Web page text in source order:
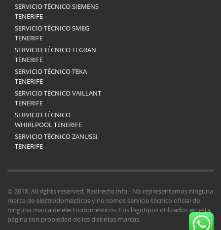
SERVICIO TÉCNICO SIEMENS
TENERIFE
SERVICIO TÉCNICO SMEG
TENERIFE
SERVICIO TÉCNICO TEGRAN
TENERIFE
SERVICIO TÉCNICO TEKA
TENERIFE
SERVICIO TÉCNICO VAILLANT
TENERIFE
SERVICIO TÉCNICO
WHIRLPOOL TENERIFE
SERVICIO TÉCNICO ZANUSSI
TENERIFE
© 2018. All rights reserved. Redirecto.info - No representamos ninguna
marca de electrodomésticos y no somos servicio técnico oficial de
ninguna marca de electrodomésticos. Los logotipos utilizados en esta
página son propiedad de las distintas marcas.